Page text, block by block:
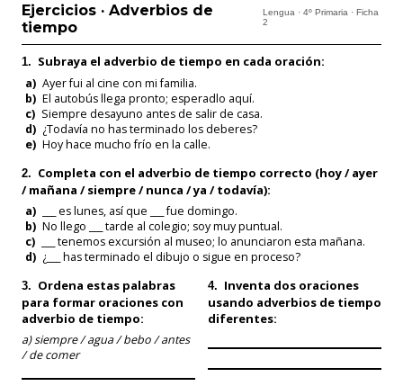
Ejercicios · Adverbios de
tiempo
Lengua · 4º Primaria · Ficha
2
1. Subraya el adverbio de tiempo en cada oración:
a) Ayer fui al cine con mi familia.
b) El autobús llega pronto; esperadlo aquí.
c) Siempre desayuno antes de salir de casa.
d) ¿Todavía no has terminado los deberes?
e) Hoy hace mucho frío en la calle.
2. Completa con el adverbio de tiempo correcto (hoy / ayer
/ mañana / siempre / nunca / ya / todavía):
a)
___ es lunes, así que ___ fue domingo.
b) No llego ___ tarde al colegio; soy muy puntual.
c)
___ tenemos excursión al museo; lo anunciaron esta mañana.
d) ¿___ has terminado el dibujo o sigue en proceso?
3. Ordena estas palabras
para formar oraciones con
adverbio de tiempo:
a) siempre / agua / bebo / antes
/ de comer
4. Inventa dos oraciones
usando adverbios de tiempo
diferentes: